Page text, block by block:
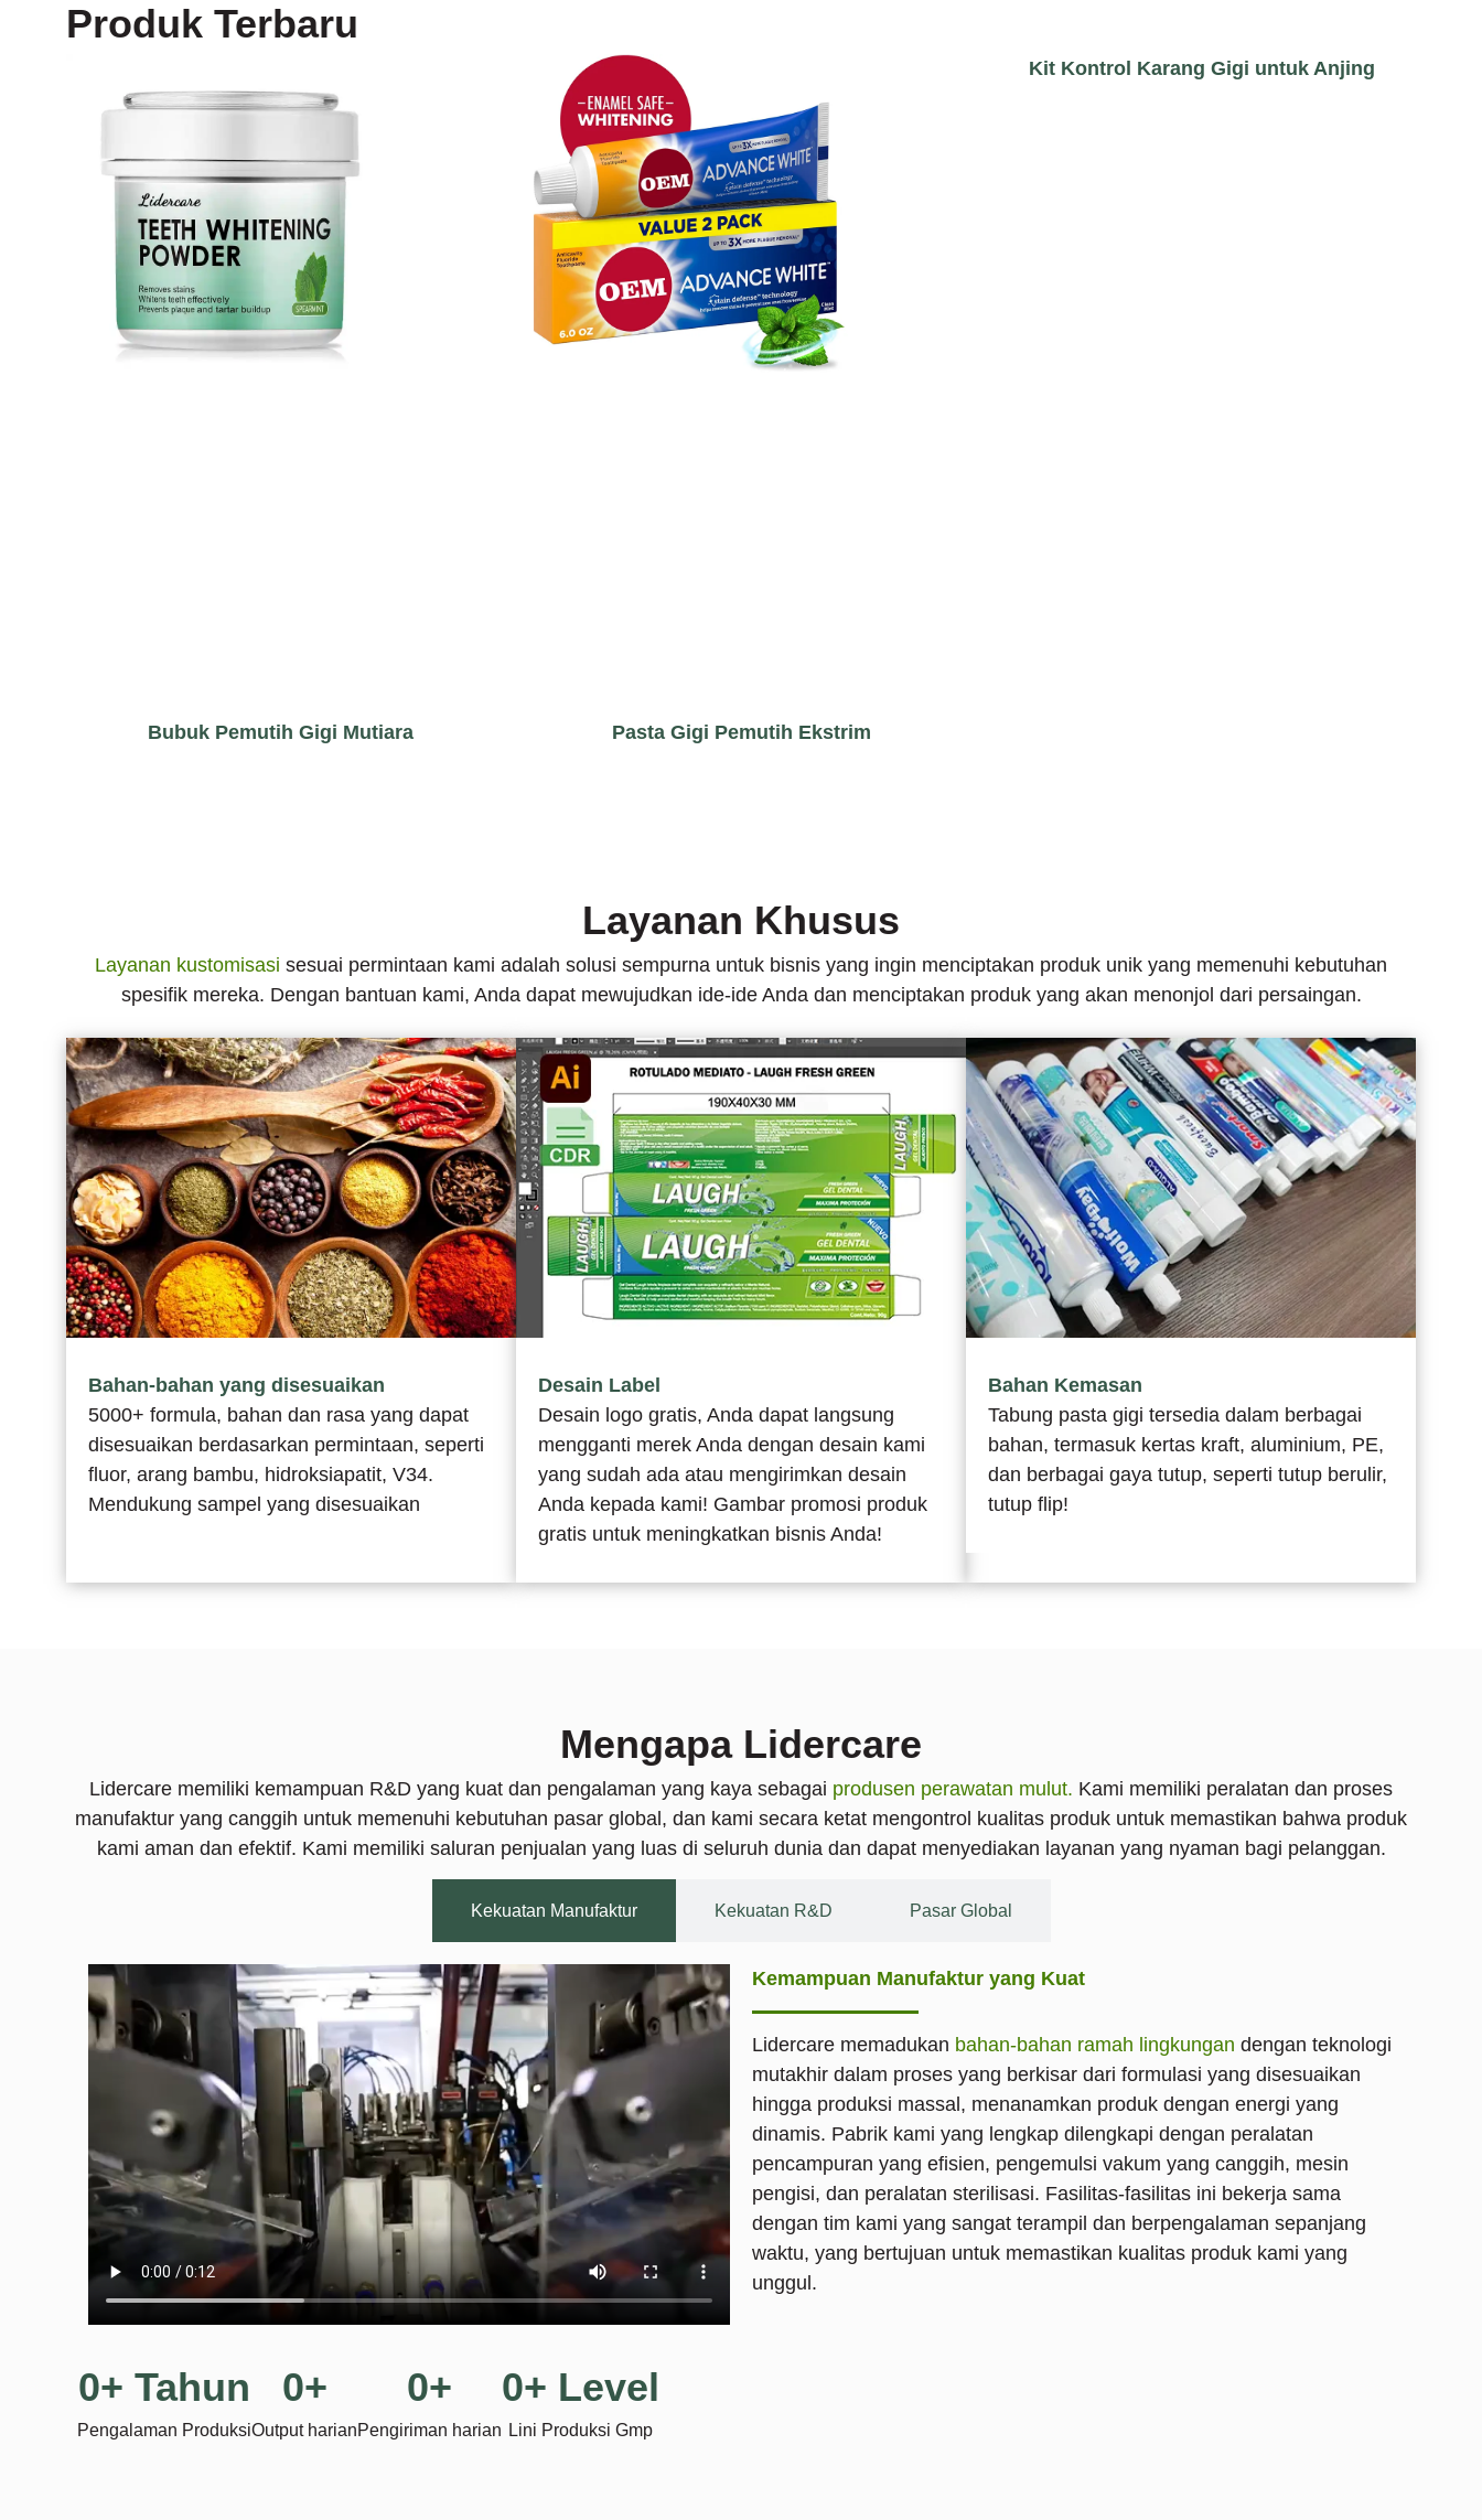
Produk Terbaru
Bubuk Pemutih Gigi Mutiara Pasta Gigi Pemutih Ekstrim
Kit Kontrol Karang Gigi untuk Anjing
Layanan Khusus
Layanan kustomisasi sesuai permintaan kami adalah solusi sempurna untuk bisnis yang ingin menciptakan produk unik yang memenuhi kebutuhan
spesifik mereka. Dengan bantuan kami, Anda dapat mewujudkan ide-ide Anda dan menciptakan produk yang akan menonjol dari persaingan.
Bahan-bahan yang disesuaikan
5000+ formula, bahan dan rasa yang dapat
disesuaikan berdasarkan permintaan, seperti
fluor, arang bambu, hidroksiapatit, V34.
Mendukung sampel yang disesuaikan
Desain Label
Desain logo gratis, Anda dapat langsung
mengganti merek Anda dengan desain kami
yang sudah ada atau mengirimkan desain
Anda kepada kami! Gambar promosi produk
gratis untuk meningkatkan bisnis Anda!
Bahan Kemasan
Tabung pasta gigi tersedia dalam berbagai
bahan, termasuk kertas kraft, aluminium, PE,
dan berbagai gaya tutup, seperti tutup berulir,
tutup flip!
Mengapa Lidercare
Lidercare memiliki kemampuan R&D yang kuat dan pengalaman yang kaya sebagai produsen perawatan mulut. Kami memiliki peralatan dan proses
manufaktur yang canggih untuk memenuhi kebutuhan pasar global, dan kami secara ketat mengontrol kualitas produk untuk memastikan bahwa produk
kami aman dan efektif. Kami memiliki saluran penjualan yang luas di seluruh dunia dan dapat menyediakan layanan yang nyaman bagi pelanggan.
Kekuatan Manufaktur Kekuatan R&D Pasar Global
Kemampuan Manufaktur yang Kuat
Lidercare memadukan bahan-bahan ramah lingkungan dengan teknologi
mutakhir dalam proses yang berkisar dari formulasi yang disesuaikan
hingga produksi massal, menanamkan produk dengan energi yang
dinamis. Pabrik kami yang lengkap dilengkapi dengan peralatan
pencampuran yang efisien, pengemulsi vakum yang canggih, mesin
pengisi, dan peralatan sterilisasi. Fasilitas-fasilitas ini bekerja sama
dengan tim kami yang sangat terampil dan berpengalaman sepanjang
waktu, yang bertujuan untuk memastikan kualitas produk kami yang
unggul.
Pengalaman Produksi
0+ Tahun
Output harian
0+
Pengiriman harian
0+
Lini Produksi Gmp
0+ Level